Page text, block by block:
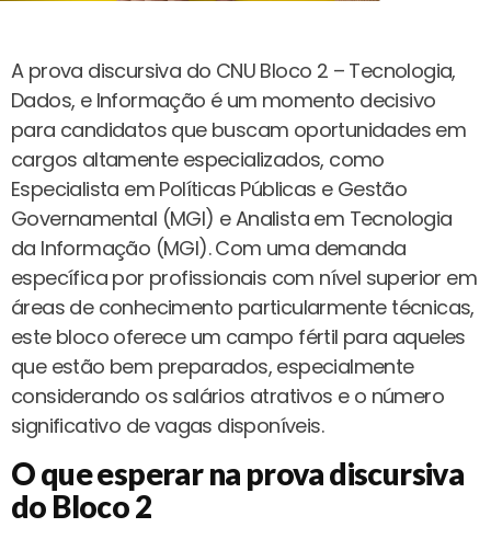
A prova discursiva do CNU Bloco 2 – Tecnologia,
Dados, e Informação é um momento decisivo
para candidatos que buscam oportunidades em
cargos altamente especializados, como
Especialista em Políticas Públicas e Gestão
Governamental (MGI) e Analista em Tecnologia
da Informação (MGI). Com uma demanda
específica por profissionais com nível superior em
áreas de conhecimento particularmente técnicas,
este bloco oferece um campo fértil para aqueles
que estão bem preparados, especialmente
considerando os salários atrativos e o número
significativo de vagas disponíveis.
O que esperar na prova discursiva
do Bloco 2